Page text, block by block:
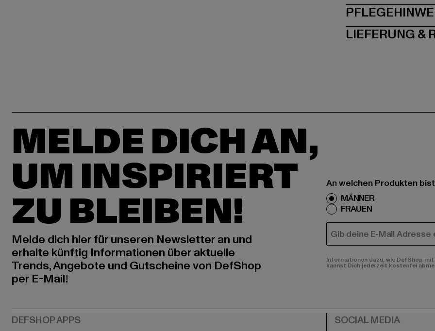
LIEFERUNG &
MELDE DICH AN,
UM INSPIRIERT
ZU BLEIBEN!
Melde dich hier für unseren Newsletter an und
erhalte künftig Informationen über aktuelle
Trends, Angebote und Gutscheine von DefShop
per E-Mail!
An welchen Produkten
MÄNNER
FRAUEN
E-MAIL
Informationen dazu, wie DefShop
kannst Dich jederzeit kostenfei